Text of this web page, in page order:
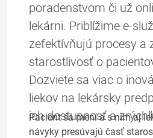
poradenstvom či už
lekárni. Priblížime e-
zefektívňujú procesy a
starostlivosť o
Dozviete sa viac o
liekov na lekársky
ich dostupnosť a
Pacient sa mení a s ním aj
návyky presúvajú časť